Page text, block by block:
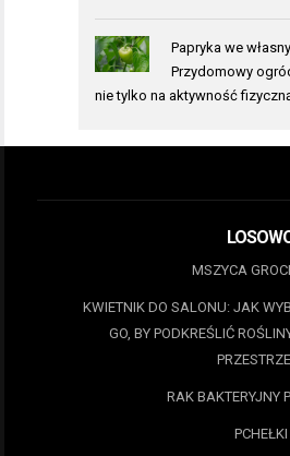
Papryka we
Przydomowy
nie tylko na aktywność
MSZYCA
KWIETNIK DO SALONU: JAK
GO, BY PODKREŚLIĆ
RAK BAKTERYJNY
PCHEŁKI